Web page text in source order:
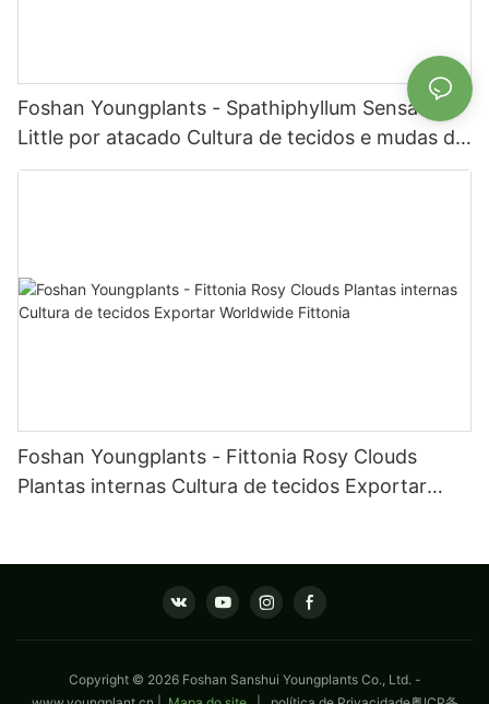
Foshan Youngplants - Spathiphyllum Sensation
Little por atacado Cultura de tecidos e mudas de
tecidos de plantas spathiphyllum
Foshan Youngplants - Fittonia Rosy Clouds
Plantas internas Cultura de tecidos Exportar
Copyright © 2026 Foshan Sanshui Youngplants Co., Ltd. -